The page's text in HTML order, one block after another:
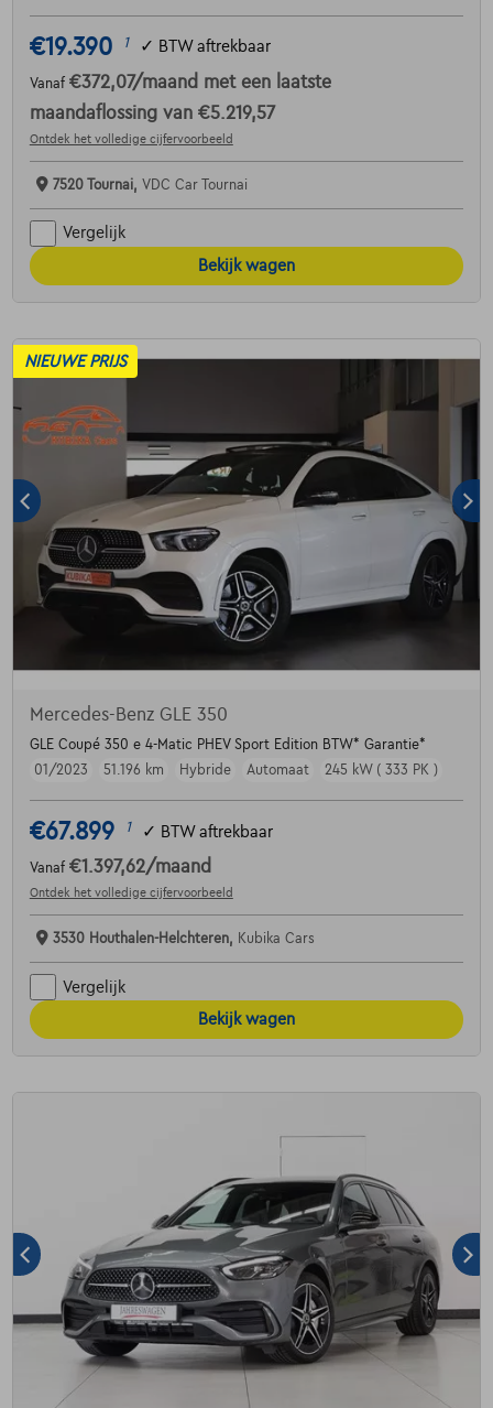
€19.390 1 ✓ BTW aftrekbaar
Vanaf €372,07/maand met een laatste
maandaflossing van €5.219,57
Ontdek het volledige cijfervoorbeeld
7520 Tournai, VDC Car Tournai
Vergelijk
Bekijk wagen
NIEUWE PRIJS
Mercedes-Benz GLE 350
GLE Coupé 350 e 4-Matic PHEV Sport Edition BTW* Garantie*
01/2023
51.196 km Hybride Automaat 245 kW ( 333 PK )
€67.899 1 ✓ BTW aftrekbaar
Vanaf €1.397,62/maand
Ontdek het volledige cijfervoorbeeld
3530 Houthalen-Helchteren, Kubika Cars
Vergelijk
Bekijk wagen